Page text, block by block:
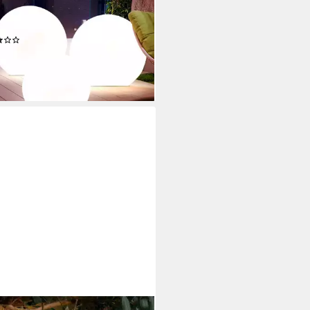
Solar Außen Leuchten Balkon
Garten Deko Steck
€
- in 3-4 Werktagen bei dir